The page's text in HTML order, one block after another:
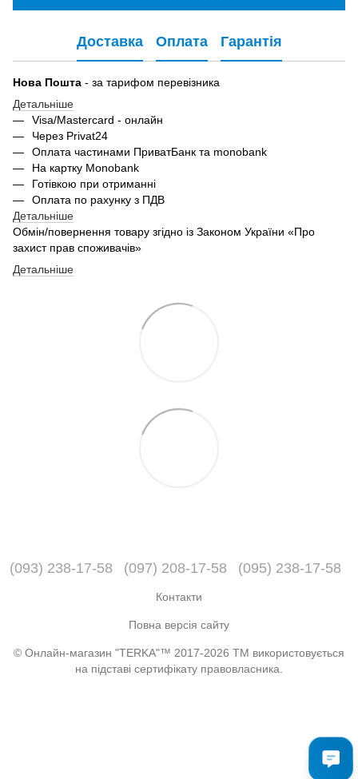
Доставка Оплата Гарантія
Нова Пошта - за тарифом перевізника
Детальніше
Visa/Mastercard - онлайн
Через Privat24
Оплата частинами ПриватБанк та monobank
На картку Monobank
Готівкою при отриманні
Оплата по рахунку з ПДВ
Детальніше
Обмін/повернення товару згідно із Законом України «Про
захист прав споживачів»
Детальніше
(093) 238-17-58 (097) 208-17-58 (095) 238-17-58
Контакти
Повна версія сайту
© Онлайн-магазин "TERKA"™ 2017-2026 ТМ використовується
на підставі сертифікату правовласника.